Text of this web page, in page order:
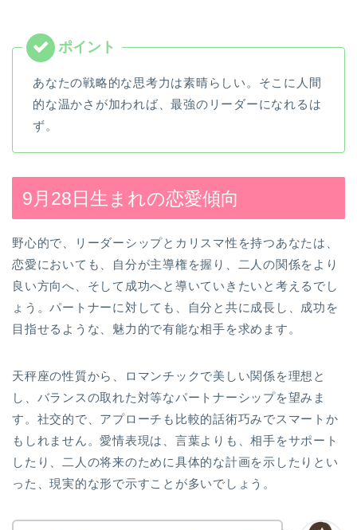
あなたの戦略的な思考力は素晴らしい。そこに人間
的な温かさが加われば、最強のリーダーになれるは
ず。
9月28日生まれの恋愛傾向
野心的で、リーダーシップとカリスマ性を持つあなたは、
恋愛においても、自分が主導権を握り、二人の関係をより
良い方向へ、そして成功へと導いていきたいと考えるでし
ょう。パートナーに対しても、自分と共に成長し、成功を
目指せるような、魅力的で有能な相手を求めます。
天秤座の性質から、ロマンチックで美しい関係を理想と
し、バランスの取れた対等なパートナーシップを望みま
す。社交的で、アプローチも比較的話術巧みでスマートか
もしれません。愛情表現は、言葉よりも、相手をサポート
したり、二人の将来のために具体的な計画を示したりとい
った、現実的な形で示すことが多いでしょう。